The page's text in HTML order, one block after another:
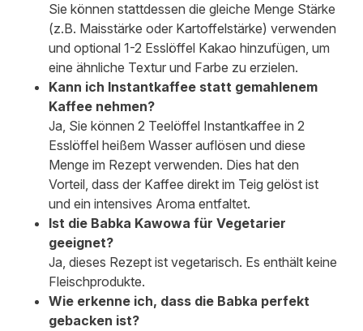
Sie können stattdessen die gleiche Menge Stärke
(z.B. Maisstärke oder Kartoffelstärke) verwenden
und optional 1-2 Esslöffel Kakao hinzufügen, um
eine ähnliche Textur und Farbe zu erzielen.
Kann ich Instantkaffee statt gemahlenem
Kaffee nehmen?
Ja, Sie können 2 Teelöffel Instantkaffee in 2
Esslöffel heißem Wasser auflösen und diese
Menge im Rezept verwenden. Dies hat den
Vorteil, dass der Kaffee direkt im Teig gelöst ist
und ein intensives Aroma entfaltet.
Ist die Babka Kawowa für Vegetarier
geeignet?
Ja, dieses Rezept ist vegetarisch. Es enthält keine
Fleischprodukte.
Wie erkenne ich, dass die Babka perfekt
gebacken ist?